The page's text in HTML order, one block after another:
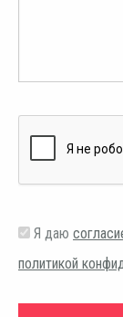
Я даю
политикой